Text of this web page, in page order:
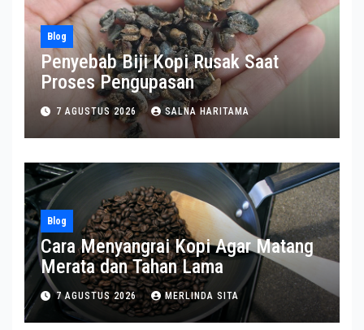
Blog
Penyebab Biji Kopi Rusak Saat
Proses Pengupasan
7 AGUSTUS 2026 SALNA HARITAMA
Blog
Cara Menyangrai Kopi Agar Matang
Merata dan Tahan Lama
7 AGUSTUS 2026 MERLINDA SITA